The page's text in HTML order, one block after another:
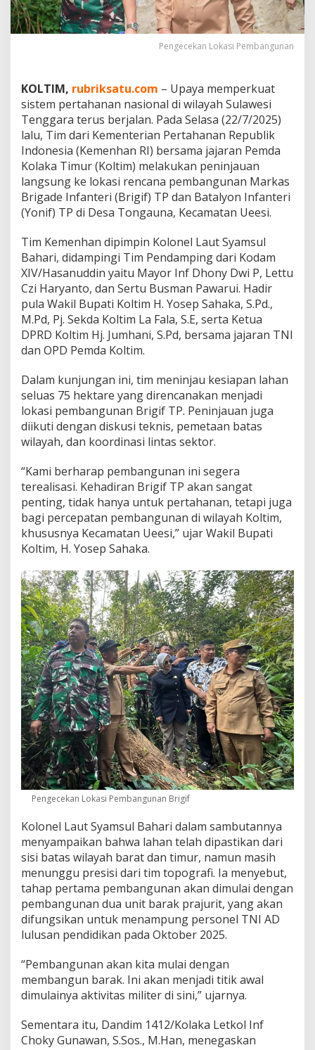
u
n
d
e
s
i
K
o
l
t
i
m
P
t
a
h
a
n
a
n
M
a
u
,
D
a
e
r
T
u
m
b
h
Pengecekan Lokasi Pembangunan
KOLTIM, rubriksatu.com – Upaya memperkuat
sistem pertahanan nasional di wilayah Sulawesi
Tenggara terus berjalan. Pada Selasa (22/7/2025)
lalu, Tim dari Kementerian Pertahanan Republik
Indonesia (Kemenhan RI) bersama jajaran Pemda
Kolaka Timur (Koltim) melakukan peninjauan
langsung ke lokasi rencana pembangunan Markas
Brigade Infanteri (Brigif) TP dan Batalyon Infanteri
(Yonif) TP di Desa Tongauna, Kecamatan Ueesi.
Tim Kemenhan dipimpin Kolonel Laut Syamsul
Bahari, didampingi Tim Pendamping dari Kodam
XIV/Hasanuddin yaitu Mayor Inf Dhony Dwi P, Lettu
Czi Haryanto, dan Sertu Busman Pawarui. Hadir
pula Wakil Bupati Koltim H. Yosep Sahaka, S.Pd.,
M.Pd, Pj. Sekda Koltim La Fala, S.E, serta Ketua
DPRD Koltim Hj. Jumhani, S.Pd, bersama jajaran TNI
dan OPD Pemda Koltim.
Dalam kunjungan ini, tim meninjau kesiapan lahan
seluas 75 hektare yang direncanakan menjadi
lokasi pembangunan Brigif TP. Peninjauan juga
diikuti dengan diskusi teknis, pemetaan batas
wilayah, dan koordinasi lintas sektor.
“Kami berharap pembangunan ini segera
terealisasi. Kehadiran Brigif TP akan sangat
penting, tidak hanya untuk pertahanan, tetapi juga
bagi percepatan pembangunan di wilayah Koltim,
khususnya Kecamatan Ueesi,” ujar Wakil Bupati
Koltim, H. Yosep Sahaka.
Pengecekan Lokasi Pembangunan Brigif
Kolonel Laut Syamsul Bahari dalam sambutannya
menyampaikan bahwa lahan telah dipastikan dari
sisi batas wilayah barat dan timur, namun masih
menunggu presisi dari tim topografi. Ia menyebut,
tahap pertama pembangunan akan dimulai dengan
pembangunan dua unit barak prajurit, yang akan
difungsikan untuk menampung personel TNI AD
lulusan pendidikan pada Oktober 2025.
“Pembangunan akan kita mulai dengan
membangun barak. Ini akan menjadi titik awal
dimulainya aktivitas militer di sini,” ujarnya.
Sementara itu, Dandim 1412/Kolaka Letkol Inf
Choky Gunawan, S.Sos., M.Han, menegaskan